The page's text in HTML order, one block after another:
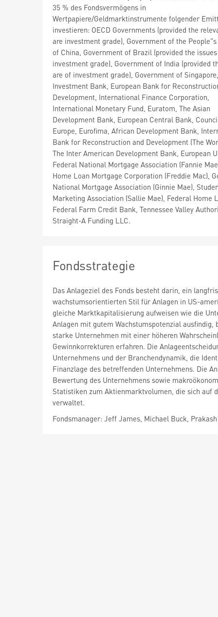
35 % des Fondsvermögens in
Wertpapiere/Geldmarktinstrumente folgender
investieren: OECD Governments (provided the
are investment grade), Government of the
of China, Government of Brazil (provided the
investment grade), Government of India (provided
are of investment grade), Government of
Investment Bank, European Bank for
Development, International Finance Corporation,
International Monetary Fund, Euratom, The Asian
Development Bank, European Central Bank,
Europe, Eurofima, African Development Bank,
Bank for Reconstruction and Development (The
The Inter American Development Bank, European
Federal National Mortgage Association (Fannie
Home Loan Mortgage Corporation (Freddie Mac),
National Mortgage Association (Ginnie Mae),
Marketing Association (Sallie Mae), Federal Home
Federal Farm Credit Bank, Tennessee Valley
Straight-A Funding LLC.
Fondsstrategie
Das Anlageziel des Fonds besteht darin, ein
wachstumsorientierten Stil für Anlagen in US-
gleiche Marktkapitalisierung aufweisen wie die
Anlagen mit gutem Wachstumspotenzial
starke Unternehmen mit einer höheren
Gewinnkorrekturen erfahren. Die
Unternehmens und der Branchendynamik, die
Finanzlage des betreffenden Unternehmens. Die
Bewertung des Unternehmens sowie
Statistiken zum Aktienmarktvolumen, die sich auf
verwaltet.
Fondsmanager: Jeff James, Michael Buck,